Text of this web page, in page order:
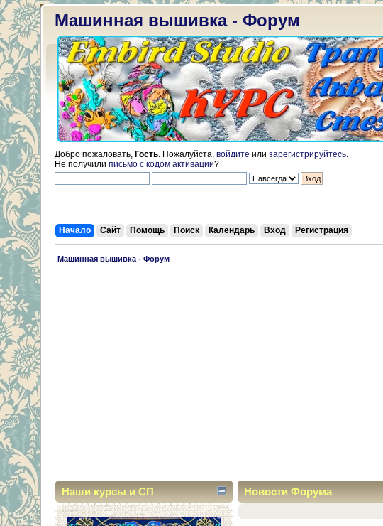
Машинная вышивка - Форум
Добро пожаловать, Гость . Пожалуйста, войдите или зарегистрируйтесь
Не получили письмо с кодом активации?
Начало Сайт Помощь Поиск Календарь Вход Регистрация
Машинная вышивка - Форум
Наши курсы и СП Новости Форума